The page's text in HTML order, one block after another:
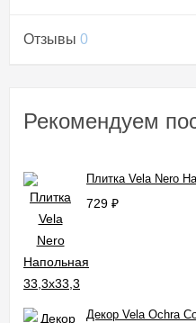
Отзывы 0
Рекомендуем
Плитка Vela Nero
729 ₽
Декор Vela Ochra